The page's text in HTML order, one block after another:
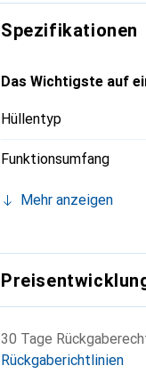
Spezifikationen
Das Wichtigste auf
Hüllentyp
Funktionsumfang
Mehr anzeigen
30 Tage
Rückgaberichtlinien